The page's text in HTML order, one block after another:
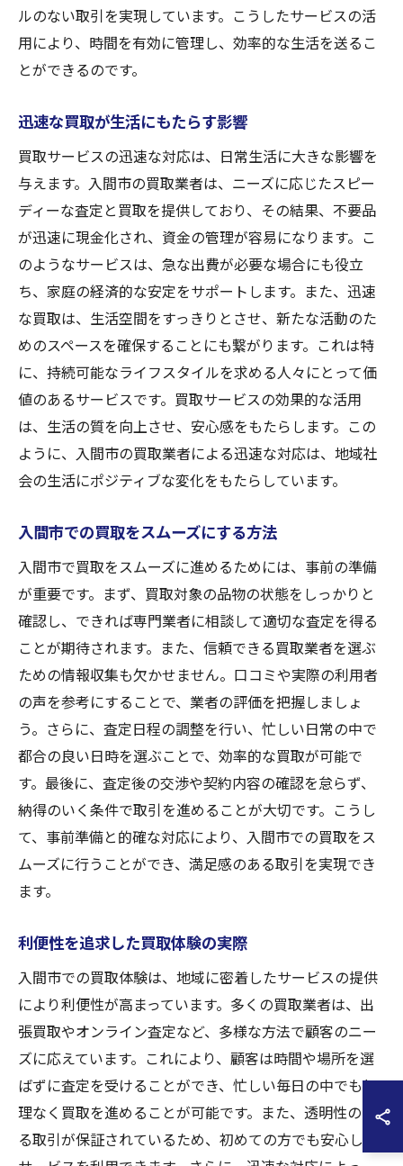
ルのない取引を実現しています。こうしたサービスの活
用により、時間を有効に管理し、効率的な生活を送るこ
とができるのです。
迅速な買取が生活にもたらす影響
買取サービスの迅速な対応は、日常生活に大きな影響を
与えます。入間市の買取業者は、ニーズに応じたスピー
ディーな査定と買取を提供しており、その結果、不要品
が迅速に現金化され、資金の管理が容易になります。こ
のようなサービスは、急な出費が必要な場合にも役立
ち、家庭の経済的な安定をサポートします。また、迅速
な買取は、生活空間をすっきりとさせ、新たな活動のた
めのスペースを確保することにも繋がります。これは特
に、持続可能なライフスタイルを求める人々にとって価
値のあるサービスです。買取サービスの効果的な活用
は、生活の質を向上させ、安心感をもたらします。この
ように、入間市の買取業者による迅速な対応は、地域社
会の生活にポジティブな変化をもたらしています。
入間市での買取をスムーズにする方法
入間市で買取をスムーズに進めるためには、事前の準備
が重要です。まず、買取対象の品物の状態をしっかりと
確認し、できれば専門業者に相談して適切な査定を得る
ことが期待されます。また、信頼できる買取業者を選ぶ
ための情報収集も欠かせません。口コミや実際の利用者
の声を参考にすることで、業者の評価を把握しましょ
う。さらに、査定日程の調整を行い、忙しい日常の中で
都合の良い日時を選ぶことで、効率的な買取が可能で
す。最後に、査定後の交渉や契約内容の確認を怠らず、
納得のいく条件で取引を進めることが大切です。こうし
て、事前準備と的確な対応により、入間市での買取をス
ムーズに行うことができ、満足感のある取引を実現でき
ます。
利便性を追求した買取体験の実際
入間市での買取体験は、地域に密着したサービスの提供
により利便性が高まっています。多くの買取業者は、出
張買取やオンライン査定など、多様な方法で顧客のニー
ズに応えています。これにより、顧客は時間や場所を選
ばずに査定を受けることができ、忙しい毎日の中でも無
理なく買取を進めることが可能です。また、透明性のあ
る取引が保証されているため、初めての方でも安心して